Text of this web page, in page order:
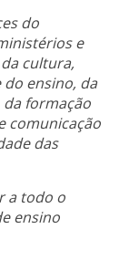
do
e
cultura,
do ensino, da
da formação
comunicação
das
a todo o
ensino